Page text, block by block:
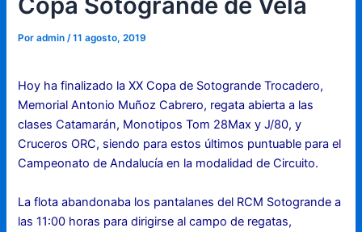
Poradmin /11 agosto, 2019
Hoy ha finalizado la XX Copa de Sotogrande Trocadero,
Memorial Antonio Muñoz Cabrero, regata abierta a las
clases Catamarán, Monotipos Tom 28Max y J/80, y
Cruceros ORC, siendo para estos últimos puntuable para el
Campeonato de Andalucía en la modalidad de Circuito.
La flota abandonaba los pantalanes del RCM Sotogrande a
las 11:00 horas para dirigirse al campo de regatas,